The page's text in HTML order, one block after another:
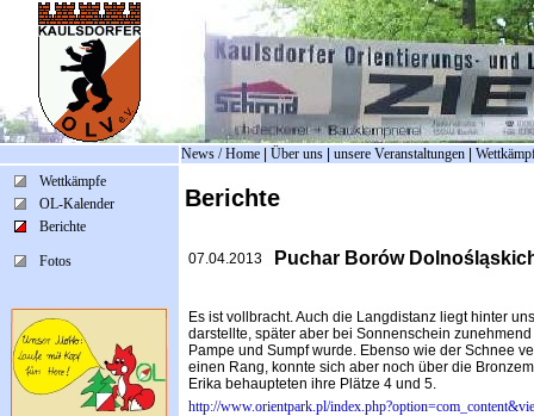
News / Home Über uns unsere Veranstaltungen
Wettkämpfe
OL-Kalender
Berichte
Fotos
Berichte
07.04.2013 Puchar Borów
Es ist vollbracht. Auch die Langdistanz liegt hinter
darstellte, später aber bei Sonnenschein
Pampe und Sumpf wurde. Ebenso wie der Schnee
einen Rang, konnte sich aber noch über die
Erika behaupteten ihre Plätze 4 und 5.
http://www.orientpark.pl/